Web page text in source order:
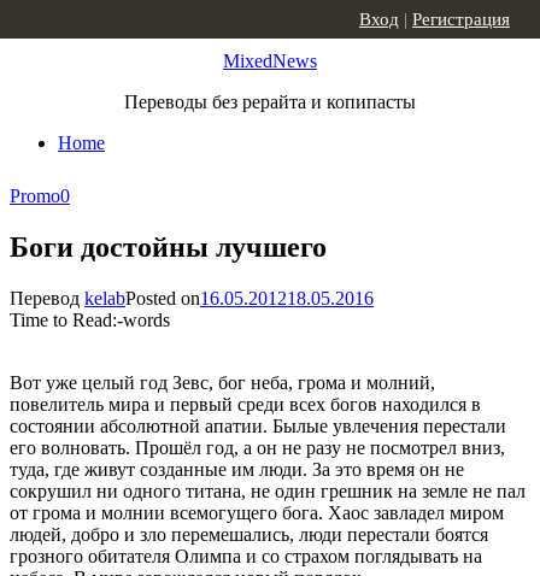
MixedNews
Переводы без рерайта и копипасты
Home
Вход | Регистрация
Promo0
Боги достойны лучшего
Перевод kelabPosted on16.05.201218.05.2016
Time to Read:-words
Вот уже целый год Зевс, бог неба, грома и молний,
повелитель мира и первый среди всех богов находился в
состоянии абсолютной апатии. Былые увлечения перестали
его волновать. Прошёл год, а он не разу не посмотрел вниз,
туда, где живут созданные им люди. За это время он не
сокрушил ни одного титана, не один грешник на земле не пал
от грома и молнии всемогущего бога. Хаос завладел миром
людей, добро и зло перемешались, люди перестали боятся
грозного обитателя Олимпа и со страхом поглядывать на